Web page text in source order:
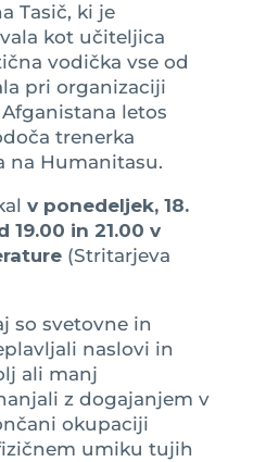
Tasič, ki je
kot učiteljica
vodička vse od
pri organizaciji
letos
trenerka
na Humanitasu.
v ponedeljek, 18.
19.00 in 21.00 v
(Stritarjeva
so svetovne in
naslovi in
ali manj
z dogajanjem v
okupaciji
umiku tujih